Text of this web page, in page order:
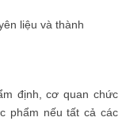
liệu và thành
định, cơ quan chức
phẩm nếu tất cả các